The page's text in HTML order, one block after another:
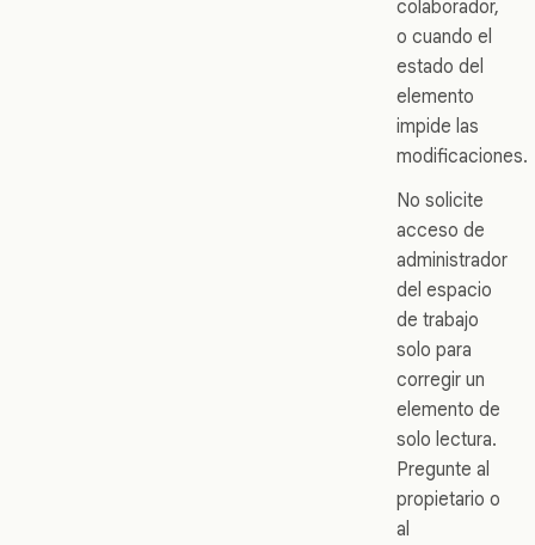
colaborador,
o cuando el
estado del
elemento
impide las
modificaciones.
No solicite
acceso de
administrador
del espacio
de trabajo
solo para
corregir un
elemento de
solo lectura.
Pregunte al
propietario o
al